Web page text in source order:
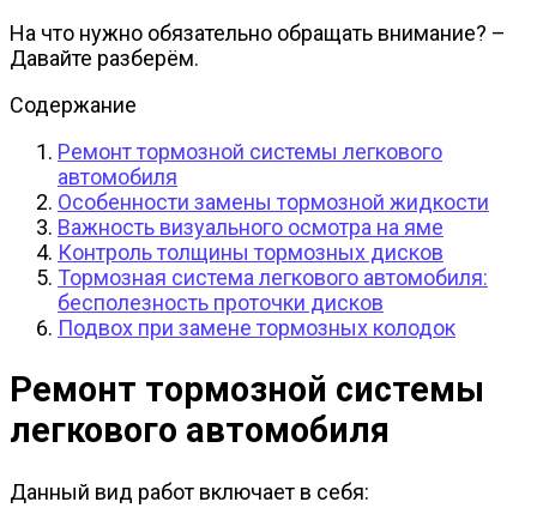
На что нужно обязательно обращать внимание? –
Давайте разберём.
Содержание
Ремонт тормозной системы легкового
автомобиля
Особенности замены тормозной жидкости
Важность визуального осмотра на яме
Контроль толщины тормозных дисков
Тормозная система легкового автомобиля:
бесполезность проточки дисков
Подвох при замене тормозных колодок
Ремонт тормозной системы
легкового автомобиля
Данный вид работ включает в себя: